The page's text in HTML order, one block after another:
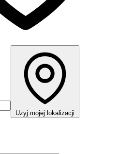
Użyj mojej lokalizacji